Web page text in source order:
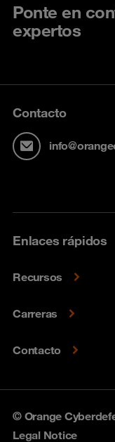
Ponte en
expertos
Contacto
Enlaces rápidos
Recursos
Carreras
Contacto
© Orange
Legal Notice